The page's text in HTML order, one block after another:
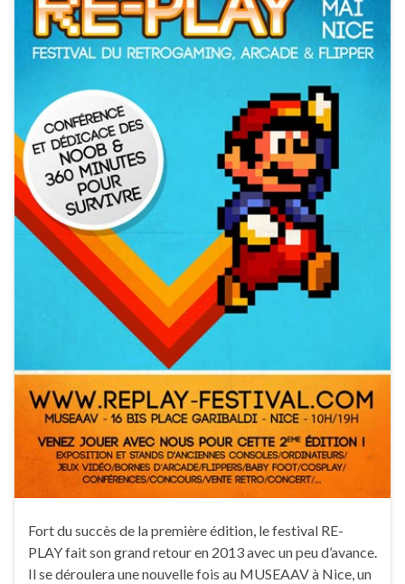
Fort du succès de la première édition, le festival RE-
PLAY fait son grand retour en 2013 avec un peu d’avance.
Il se déroulera une nouvelle fois au MUSEAAV à Nice, un